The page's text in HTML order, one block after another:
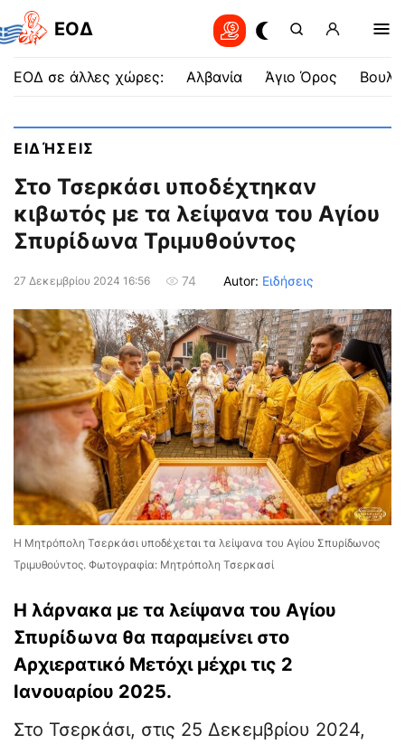
EOΔ
ΕΟΔ σε άλλες χώρες: Αλβανία Άγιο Όρος
ΕΙΔΉΣΕΙΣ
Στο Τσερκάσι υποδέχτηκαν
κιβωτός με τα λείψανα του Αγίου
Σπυρίδωνα Τριμυθούντος
27 Δεκεμβρίου 2024 16:56 74 Autor: Ειδήσεις
Η Μητρόπολη Τσερκάσι υποδέχεται τα λείψανα του Αγίου Σπυρίδωνος
Τριμυθούντος. Φωτογραφία: Μητρόπολη Τσερκασί
Η λάρνακα με τα λείψανα του Αγίου
Σπυρίδωνα θα παραμείνει στο
Αρχιερατικό Μετόχι μέχρι τις 2
Ιανουαρίου 2025.
Στο Τσερκάσι, στις 25 Δεκεμβρίου 2024,